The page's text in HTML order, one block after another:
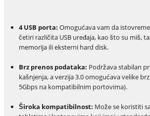
4 USB porta: Omogućava vam da
četiri različita USB uređaja, kao što su miš,
memorija ili eksterni hard disk.
Brz prenos podataka: Podržava stabilan
kašnjenja, a verzija 3.0 omogućava velike
5Gbps na kompatibilnim portovima).
Široka kompatibilnost: Može se koristiti